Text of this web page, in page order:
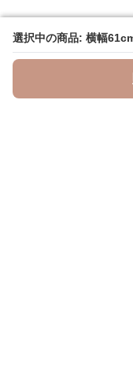
選択中の商品: 横幅
選択中の商品: 横幅